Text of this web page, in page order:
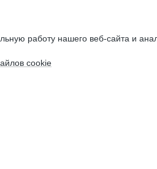
работу нашего веб-сайта и
cookie